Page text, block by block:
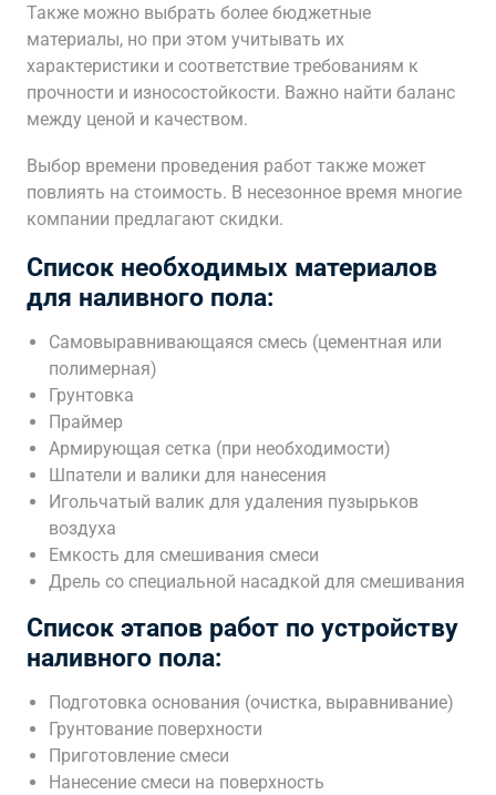
Также можно выбрать более бюджетные
материалы, но при этом учитывать их
характеристики и соответствие требованиям к
прочности и износостойкости. Важно найти баланс
между ценой и качеством.
Выбор времени проведения работ также может
повлиять на стоимость. В несезонное время многие
компании предлагают скидки.
Список необходимых материалов
для наливного пола:
Самовыравнивающаяся смесь (цементная или
полимерная)
Грунтовка
Праймер
Армирующая сетка (при необходимости)
Шпатели и валики для нанесения
Игольчатый валик для удаления пузырьков
воздуха
Емкость для смешивания смеси
Дрель со специальной насадкой для смешивания
Список этапов работ по устройству
наливного пола:
Подготовка основания (очистка, выравнивание)
Грунтование поверхности
Приготовление смеси
Нанесение смеси на поверхность